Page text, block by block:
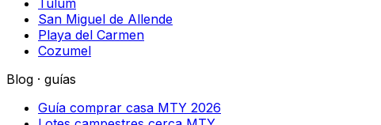
San Miguel de Allende
Playa del Carmen
Cozumel
Blog · guías
Guía comprar casa MTY 2026